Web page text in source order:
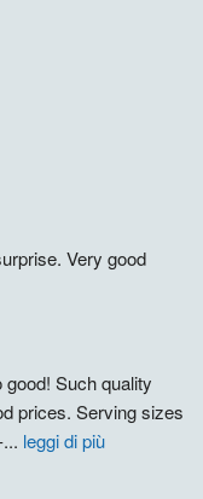
Very good
good! Such quality
prices. Serving sizes
... leggi di più